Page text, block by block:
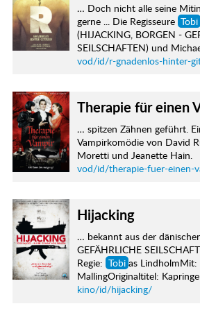
… Doch nicht alle seine
gerne ... Die Regisseure Tobi
(HIJACKING, BORGEN -
SEILSCHAFTEN) und
vod/id/r-gnadenlos-hinter-
Therapie für einen
… spitzen Zähnen geführt.
Vampirkomödie von David
Moretti und Jeanette Hain.
vod/id/therapie-fuer-einen-
Hijacking
… bekannt aus der
GEFÄHRLICHE
Regie: Tobi as LindholmMit:
MallingOriginaltitel:
kino/id/hijacking/